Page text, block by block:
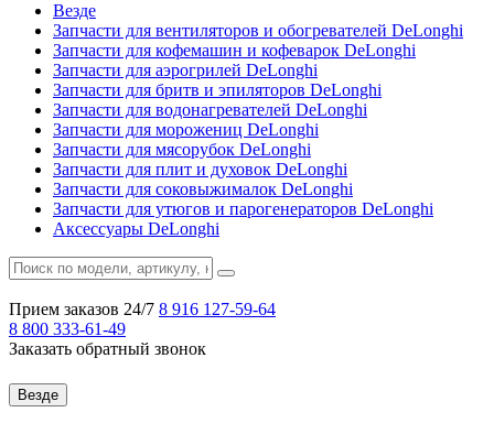
Везде
Запчасти для вентиляторов и обогревателей DeLonghi
Запчасти для кофемашин и кофеварок DeLonghi
Запчасти для аэрогрилей DeLonghi
Запчасти для бритв и эпиляторов DeLonghi
Запчасти для водонагревателей DeLonghi
Запчасти для морожениц DeLonghi
Запчасти для мясорубок DeLonghi
Запчасти для плит и духовок DeLonghi
Запчасти для соковыжималок DeLonghi
Запчасти для утюгов и парогенераторов DeLonghi
Аксессуары DeLonghi
Прием заказов 24/7 8 916 127-59-64
8 800 333-61-49
Заказать обратный звонок
Везде